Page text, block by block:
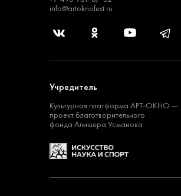
info@artoknofest.ru
Учредитель
Культурная платформа АРТ-ОКНО —
проект благотворительного
фонда Алишера Усманова